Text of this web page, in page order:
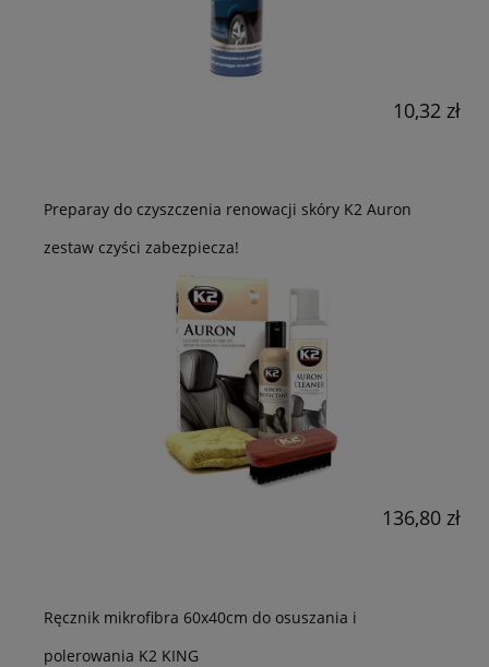
10,32 zł
Preparay do czyszczenia renowacji skóry K2 Auron
zestaw czyści zabezpiecza!
136,80 zł
Ręcznik mikrofibra 60x40cm do osuszania i
polerowania K2 KING